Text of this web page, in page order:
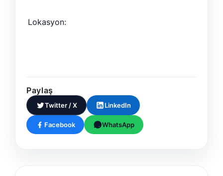
Lokasyon:
Paylaş
Twitter / X LinkedIn
Facebook WhatsApp